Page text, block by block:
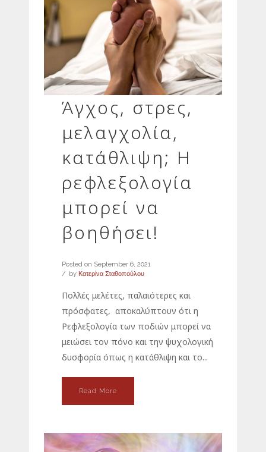
Άγχος, στρες,
μελαγχολία,
κατάθλιψη; Η
ρεφλεξολογία
μπορεί να
βοηθήσει!
Posted on September 6, 2021
by Κατερίνα Σταθοπούλου
Πολλές μελέτες, παλαιότερες και
πρόσφατες, αποκαλύπτουν ότι η
Ρεφλεξολογία των ποδιών μπορεί να
μειώσει τον πόνο και την ψυχολογική
δυσφορία όπως η κατάθλιψη και το...
Read More